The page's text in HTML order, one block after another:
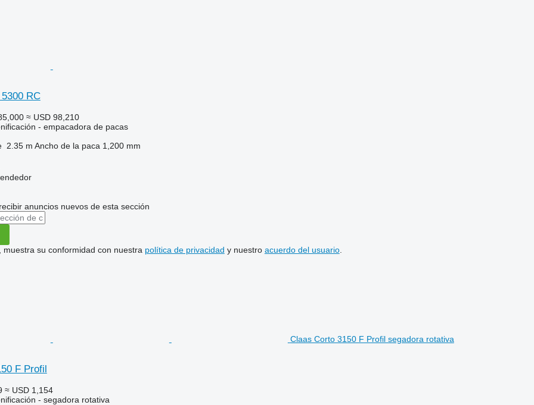
RC
≈ USD 98,210
- empacadora de pacas
2.35 m Ancho de la paca 1,200 mm
anuncios nuevos de esta sección
muestra su conformidad con nuestra política de privacidad y nuestro acuerdo del usuario.
Claas Corto 3150 F Profil segadora rotativa
F Profil
≈ USD 1,154
- segadora rotativa